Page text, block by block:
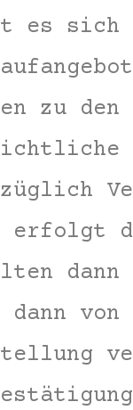
es sich
zu den
dann
dann